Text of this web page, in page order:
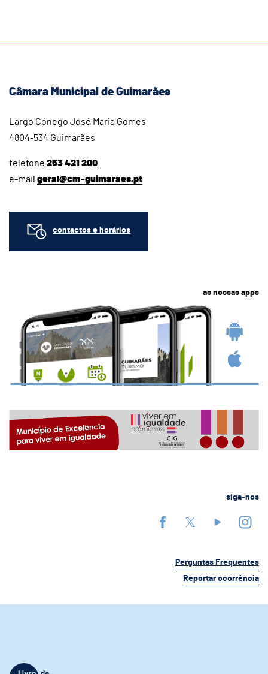
Câmara Municipal de Guimarães
Largo Cónego José Maria Gomes
4804-534 Guimarães
telefone 253 421 200
e-mail geral@cm-guimaraes.pt
contactos e horários
as nossas apps
siga-nos
Perguntas Frequentes
Reportar ocorrência